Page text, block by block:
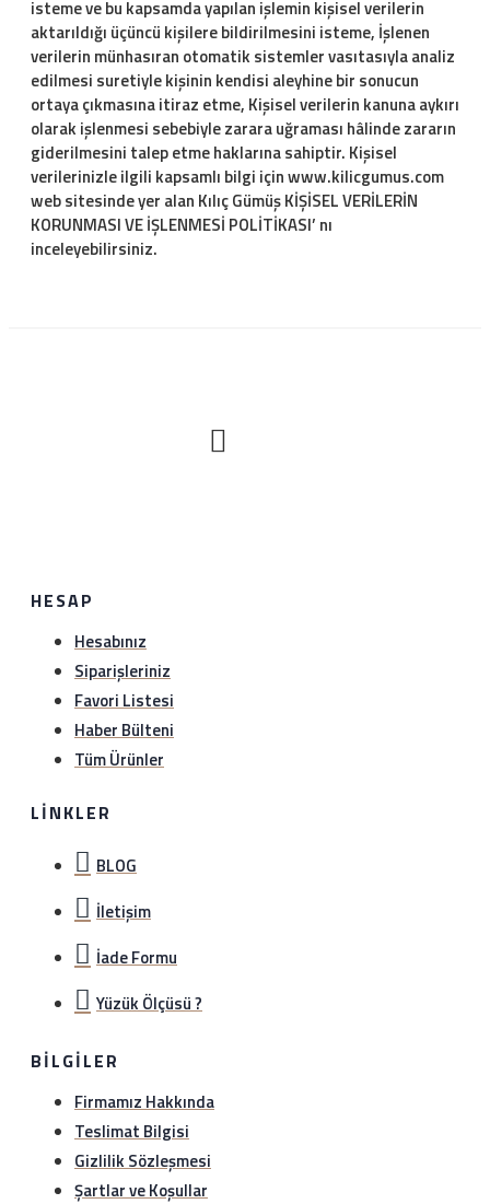
HESAP
Hesabınız
Siparişleriniz
Favori Listesi
Haber Bülteni
Tüm Ürünler
LINKLER
BLOG
İletişim
İade Formu
Yüzük Ölçüsü ?
BILGILER
Firmamız Hakkında
Teslimat Bilgisi
Gizlilik Sözleşmesi
Şartlar ve Koşullar